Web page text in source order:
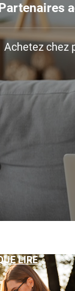
Achetez chez
LIRE